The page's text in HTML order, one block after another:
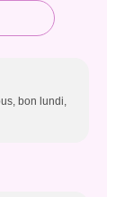
bon lundi,